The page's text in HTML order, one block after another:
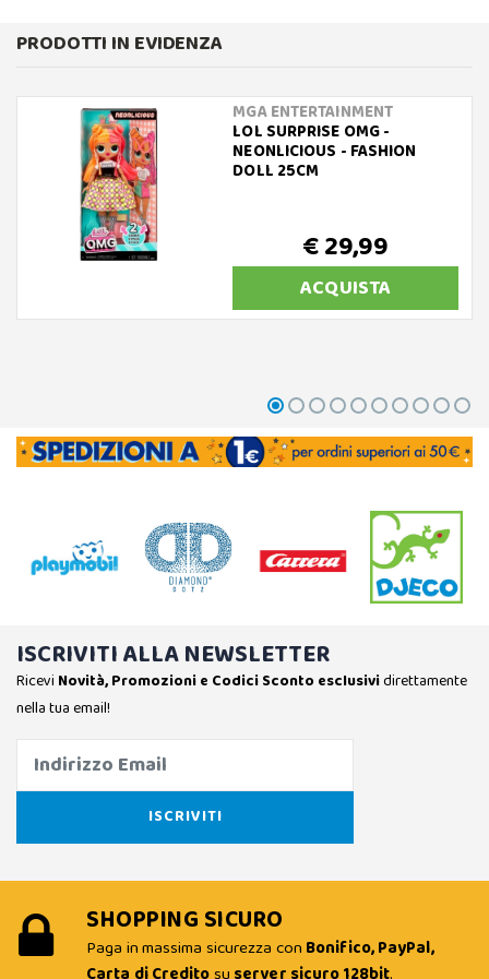
PRODOTTI IN EVIDENZA
MGA ENTERTAINMENT
LOL SURPRISE OMG -
NEONLICIOUS - FASHION
DOLL 25CM
€ 29,99
ACQUISTA
ISCRIVITI ALLA NEWSLETTER
Ricevi Novità, Promozioni e Codici Sconto esclusividirettamente
nella tua email!
SHOPPING SICURO
Paga in massima sicurezza con Bonifico, PayPal,